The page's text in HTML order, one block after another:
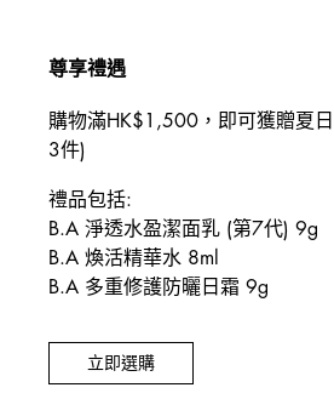
尊享禮遇
購物滿HK$1,500，即可獲贈夏
3件)
禮品包括:
B.A 淨透水盈潔面乳 (第7代) 9g
B.A 煥活精華水 8ml
B.A 多重修護防曬日霜 9g
立即選購